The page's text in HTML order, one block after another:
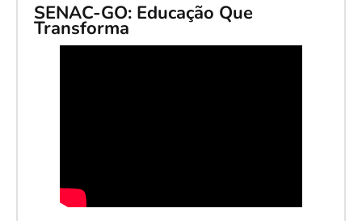
SENAC-GO: Educação Que
Transforma